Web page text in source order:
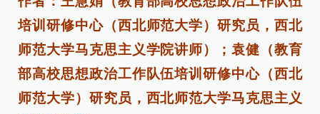
培训研修中心（西北师范大学）研究员，西北
师范大学马克思主义学院讲师）；袁健（教育
部高校思想政治工作队伍培训研修中心（西北
师范大学）研究员，西北师范大学马克思主义